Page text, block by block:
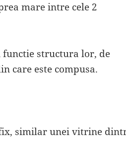
mare intre cele 2
structura lor, de
care este compusa.
similar unei vitrine